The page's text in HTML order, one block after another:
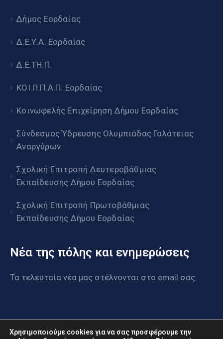
Δήμος Εορδαίας
Δ.Ε.Υ.Α. Εορδαίας
Δ.Ε.ΤΗ.Π.
ΚΟΙ.Π.Π.Α.Π. Εορδαίας
Κοινωφελής Επιχείρηση Δήμου Εορδαίας
Σύνδεσμος Ύδρευσης Ολυμπιάδας Γαλάτειας
Αναργύρων
Σχολική Επιτροπή Δευτεροβάθμιας
Εκπαίδευσης Δήμου Εορδαίας
Σχολική Επιτροπή Πρωτοβάθμιας
Εκπαίδευσης Δήμου Εορδαίας
Νέα της πόλης και ενημερώσεις
Τα τελευταία νέα μας στέλνονται στο email σας.
Χρησιμοποιούμε cookies για να σας προσφέρουμε την